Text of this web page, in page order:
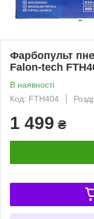
Фарбопульт
Falon-tech
В наявності
Код: FTH404
1 499 ₴